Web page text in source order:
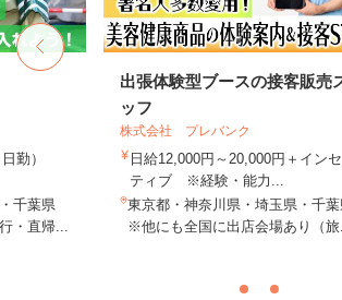
日勤）
千葉県
・直帰...
出張体験型ブースの接客販売
ッフ
株式会社 プレバンク
日給12,000円～20,000円＋イン
ティブ ※経験・能力...
東京都・神奈川県・埼玉県・千葉
※他にも全国に出店会場あり（旅